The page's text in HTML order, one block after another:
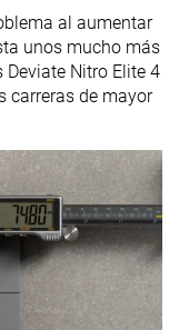
al aumentar
unos mucho más
Nitro Elite 4
carreras de mayor